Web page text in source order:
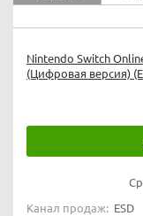
Nintendo Switch
(Цифровая версия)
Канал продаж: ESD